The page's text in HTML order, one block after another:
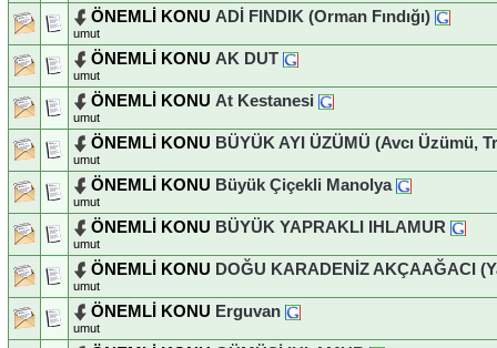
ÖNEMLİ KONU ADİ FINDIK (Orman Fındığı)
umut
ÖNEMLİ KONU AK DUT
umut
ÖNEMLİ KONU At Kestanesi
umut
ÖNEMLİ KONU BÜYÜK AYI ÜZÜMÜ (Avcı Üzümü,
umut
ÖNEMLİ KONU Büyük Çiçekli Manolya
umut
ÖNEMLİ KONU BÜYÜK YAPRAKLI IHLAMUR
umut
ÖNEMLİ KONU DOĞU KARADENİZ AKÇAAĞACI
umut
ÖNEMLİ KONU Erguvan
umut